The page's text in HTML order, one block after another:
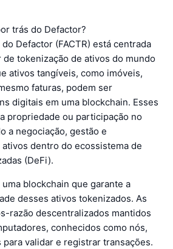
trás do Defactor?
Defactor (FACTR) está centrada
tokenização de ativos do mundo
ativos tangíveis, como imóveis,
faturas, podem ser
digitais em uma blockchain. Esses
propriedade ou participação no
a negociação, gestão e
dentro do ecossistema de
(DeFi).
blockchain que garante a
desses ativos tokenizados. As
razão descentralizados mantidos
conhecidos como nós,
validar e registrar transações.